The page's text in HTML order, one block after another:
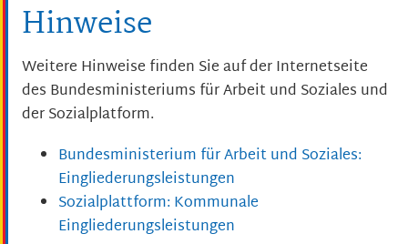
Hinweise
Weitere Hinweise finden Sie auf der Internetseite
des Bundesministeriums für Arbeit und Soziales und
der Sozialplatform.
Bundesministerium für Arbeit und Soziales:
Eingliederungsleistungen
Sozialplattform: Kommunale
Eingliederungsleistungen